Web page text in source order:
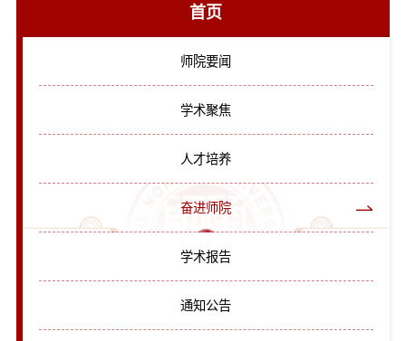
首页
师院要闻
学术聚焦
人才培养
奋进师院
学术报告
通知公告